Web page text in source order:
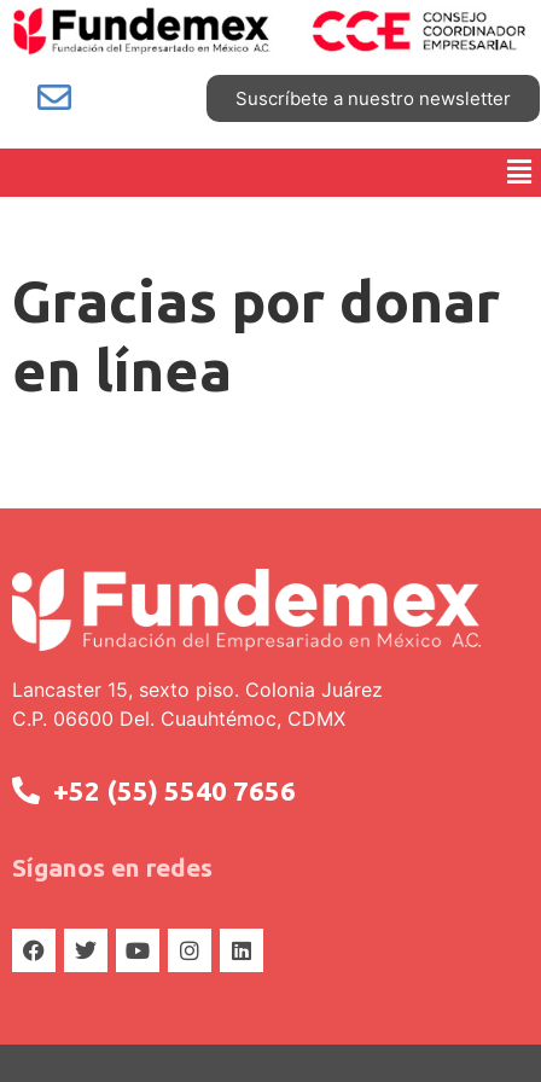
Suscríbete a nuestro newsletter
Gracias por donar
en línea
Lancaster 15, sexto piso. Colonia Juárez
C.P. 06600 Del. Cuauhtémoc, CDMX
+52 (55) 5540 7656
Síganos en redes